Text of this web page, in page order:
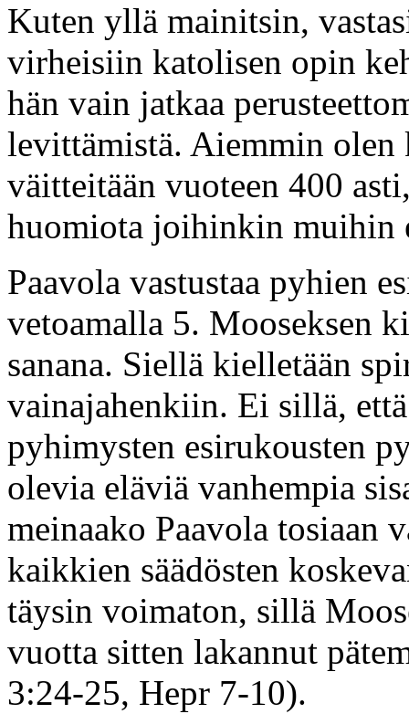
Kuten yllä mainitsin,
virheisiin katolisen opin
hän vain jatkaa
levittämistä. Aiemmin
väitteitään vuoteen 400
huomiota joihinkin muihin
Paavola vastustaa pyhien
vetoamalla 5. Mooseksen
sanana. Siellä kielletään
vainajahenkiin. Ei sillä,
pyhimysten esirukousten
olevia eläviä vanhempia
meinaako Paavola tosiaan
kaikkien säädösten
täysin voimaton, sillä
vuotta sitten lakannut
3:24-25, Hepr 7-10).